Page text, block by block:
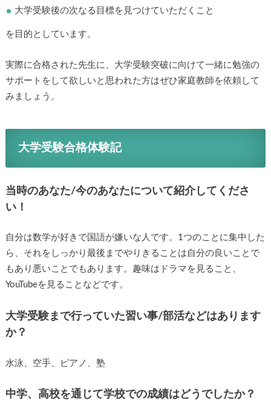
大学受験後の次なる目標を見つけていただくこと
を目的としています。
実際に合格された先生に、大学受験突破に向けて一緒に勉強の
サポートをして欲しいと思われた方はぜひ家庭教師を依頼して
みましょう。
大学受験合格体験記
当時のあなた/今のあなたについて紹介してくださ
い！
自分は数学が好きで国語が嫌いな人です。1つのことに集中した
ら、それをしっかり最後までやりきることは自分の良いことで
もあり悪いことでもあります。趣味はドラマを見ること、
YouTubeを見ることなどです。
大学受験まで行っていた習い事/部活などはあります
か？
水泳、空手、ピアノ、塾
中学、高校を通じて学校での成績はどうでしたか？